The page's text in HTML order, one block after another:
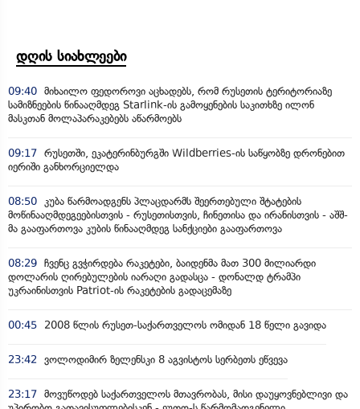
დღის სიახლეები
09:40 მიხაილო ფედოროვი აცხადებს, რომ რუსეთის ტერიტორიაზე
სამიზნეების წინააღმდეგ Starlink-ის გამოყენების საკითხზე ილონ
მასკთან მოლაპარაკებებს აწარმოებს
09:17 რუსეთში, ეკატერინბურგში Wildberries-ის საწყობზე დრონებით
იერიში განხორციელდა
08:50 კუბა წარმოადგენს პლაცდარმს შეერთებული შტატების
მოწინააღმდეგეებისთვის - რუსეთისთვის, ჩინეთისა და ირანისთვის - აშშ-
მა გააფართოვა კუბის წინააღმდეგ სანქციები გააფართოვა
08:29 ჩვენც გვჭირდება რაკეტები, ბაიდენმა მათ 300 მილიარდი
დოლარის ღირებულების იარაღი გადასცა - დონალდ ტრამპი
უკრაინისთვის Patriot-ის რაკეტების გადაცემაზე
00:45 2008 წლის რუსეთ-საქართველოს ომიდან 18 წელი გავიდა
23:42 ვოლოდიმირ ზელენსკი 8 აგვისტოს სერბეთს ეწვევა
23:17 მოვუწოდებ საქართველოს მთავრობას, მისი დაუყოვნებლივი და